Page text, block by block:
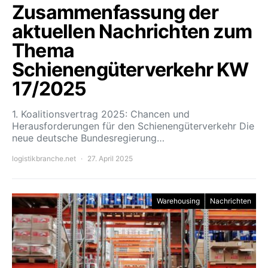
Zusammenfassung der
aktuellen Nachrichten zum
Thema
Schienengüterverkehr KW
17/2025
1. Koalitionsvertrag 2025: Chancen und
Herausforderungen für den Schienengüterverkehr Die
neue deutsche Bundesregierung…
logistikbranche.net 27. April 2025
Warehousing Nachrichten